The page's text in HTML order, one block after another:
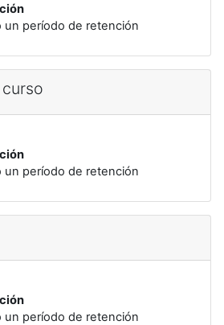
un período de retención
un período de retención
un período de retención